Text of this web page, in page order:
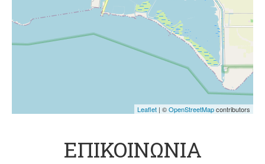
Leaflet | ©OpenStreetMapcontributors
ΕΠΙΚΟΙΝΩΝΙΑ